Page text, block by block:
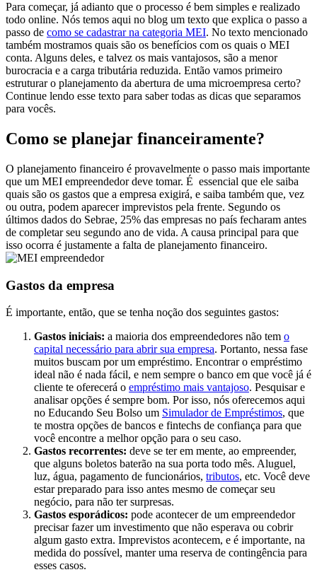
Para começar, já adianto que o processo é bem simples e realizado
todo online. Nós temos aqui no blog um texto que explica o passo a
passo de como se cadastrar na categoria MEI. No texto mencionado
também mostramos quais são os benefícios com os quais o MEI
conta. Alguns deles, e talvez os mais vantajosos, são a menor
burocracia e a carga tributária reduzida. Então vamos primeiro
estruturar o planejamento da abertura de uma microempresa certo?
Continue lendo esse texto para saber todas as dicas que separamos
para vocês.
Como se planejar financeiramente?
O planejamento financeiro é provavelmente o passo mais importante
que um MEI empreendedor deve tomar. É essencial que ele saiba
quais são os gastos que a empresa exigirá, e saiba também que, vez
ou outra, podem aparecer imprevistos pela frente. Segundo os
últimos dados do Sebrae, 25% das empresas no país fecharam antes
de completar seu segundo ano de vida. A causa principal para que
isso ocorra é justamente a falta de planejamento financeiro.
Gastos da empresa
É importante, então, que se tenha noção dos seguintes gastos:
Gastos iniciais: a maioria dos empreendedores não tem o
capital necessário para abrir sua empresa. Portanto, nessa fase
muitos buscam por um empréstimo. Encontrar o empréstimo
ideal não é nada fácil, e nem sempre o banco em que você já é
cliente te oferecerá o empréstimo mais vantajoso. Pesquisar e
analisar opções é sempre bom. Por isso, nós oferecemos aqui
no Educando Seu Bolso um Simulador de Empréstimos, que
te mostra opções de bancos e fintechs de confiança para que
você encontre a melhor opção para o seu caso.
Gastos recorrentes: deve se ter em mente, ao empreender,
que alguns boletos baterão na sua porta todo mês. Aluguel,
luz, água, pagamento de funcionários, tributos, etc. Você deve
estar preparado para isso antes mesmo de começar seu
negócio, para não ter surpresas.
Gastos esporádicos: pode acontecer de um empreendedor
precisar fazer um investimento que não esperava ou cobrir
algum gasto extra. Imprevistos acontecem, e é importante, na
medida do possível, manter uma reserva de contingência para
esses casos.